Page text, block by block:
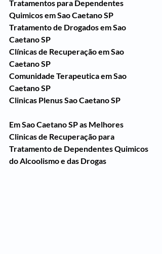
Tratamentos para Dependentes
Quimicos em Sao Caetano SP
Tratamento de Drogados em Sao
Caetano SP
Clínicas de Recuperação em Sao
Caetano SP
Comunidade Terapeutica em Sao
Caetano SP
Clinicas Plenus Sao Caetano SP
Em Sao Caetano SP as Melhores
Clinicas de Recuperação para
Tratamento de Dependentes Quimicos
do Alcoolismo e das Drogas